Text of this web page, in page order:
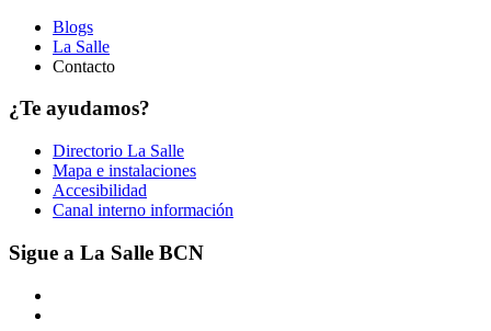
Blogs
La Salle
Contacto
¿Te ayudamos?
Directorio La Salle
Mapa e instalaciones
Accesibilidad
Canal interno información
Sigue a La Salle BCN